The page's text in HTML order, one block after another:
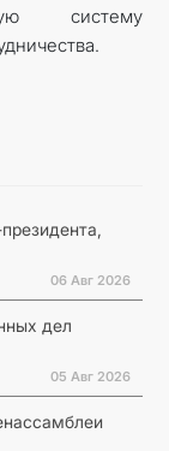
систему
06 Авг 2026
дел
05 Авг 2026